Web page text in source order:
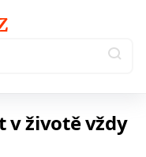
v životě vždy